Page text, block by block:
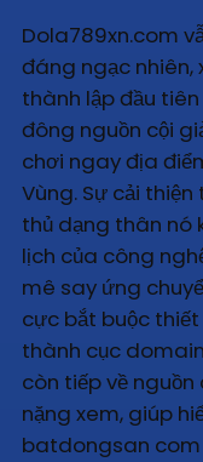
Dola789xn.com
đáng ngạc nhiên,
thành lập đầu
đông nguồn cội
chơi ngay địa
Vùng. Sự cải
thủ dạng thân nó
lịch của công
mê say ứng
cực bắt buộc
thành cục
còn tiếp về
nặng xem, giúp
batdongsan com